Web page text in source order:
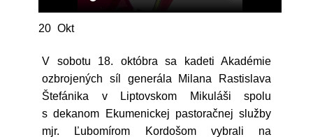
20 Okt
V sobotu 18. októbra sa kadeti Akadémie
ozbrojených síl generála Milana Rastislava
Štefánika v Liptovskom Mikuláši spolu
s dekanom Ekumenickej pastoračnej služby
mjr. Ľubomírom Kordošom vybrali na